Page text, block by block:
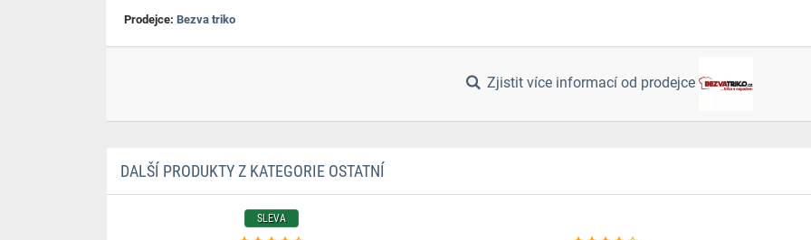
Prodejce: Bezva triko
Zjistit více informací od prodejce
DALŠÍ PRODUKTY Z KATEGORIE OSTATNÍ
SLEVA